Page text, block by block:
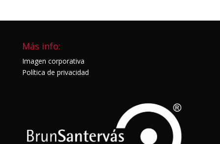
Más info:
Imagen corporativa
Política de privacidad